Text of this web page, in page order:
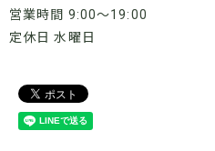
営業時間 9:00～19:00
定休日 水曜日